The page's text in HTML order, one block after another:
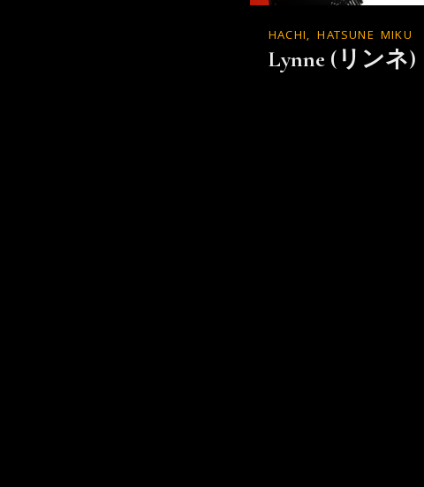
HACHI, HATSUNE MIKU
Lynne (リンネ)